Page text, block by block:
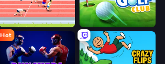
Sports Hero Mini Golf Club
Hot